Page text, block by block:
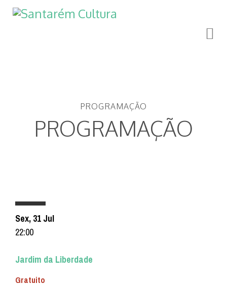
PROGRAMAÇÃO
PROGRAMAÇÃO
Sex, 31 Jul
22:00
Jardim da Liberdade
Gratuito